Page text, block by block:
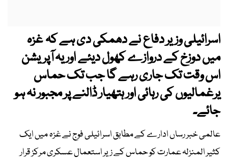
اسرائیلی وزیر دفاع نے دھمکی دی ہے کہ غزہ
میں دوزخ کے دروازے کھول دیئے اور یہ آپریشن
اس وقت تک جاری رہے گا جب تک حماس
یرغمالیوں کی رہائی اور ہتھیار ڈالنے پر مجبور نہ ہو
جائے۔
عالمی خبر رساں ادارے کے مطابق اسرائیلی فوج نے غزہ میں ایک
کثیر المنزلہ عمارت کو حماس کے زیر استعمال عسکری مرکز قرار